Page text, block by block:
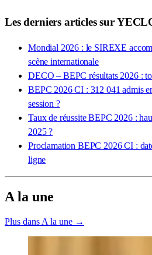
Les derniers articles sur
Mondial 2026 : le SIREXE
scène internationale
DECO – BEPC résultats 2026 :
BEPC 2026 CI : 312 041 admis
session ?
Taux de réussite BEPC 2026 :
2025 ?
Proclamation BEPC 2026 CI :
ligne
A la une
Plus dans A la une →